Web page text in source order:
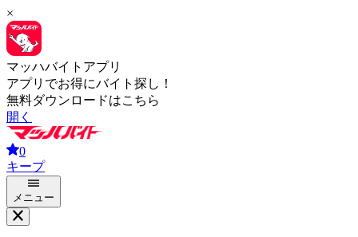
×
マッハバイトアプリ
アプリでお得にバイト探し！
無料ダウンロードはこちら
開く
0
キープ
メニュー